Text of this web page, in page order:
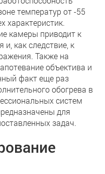
температур от -55
характеристик.
камеры приводит к
как следствие, к
Также на
объектива и
факт еще раз
обогрева в
систем
для
задач.